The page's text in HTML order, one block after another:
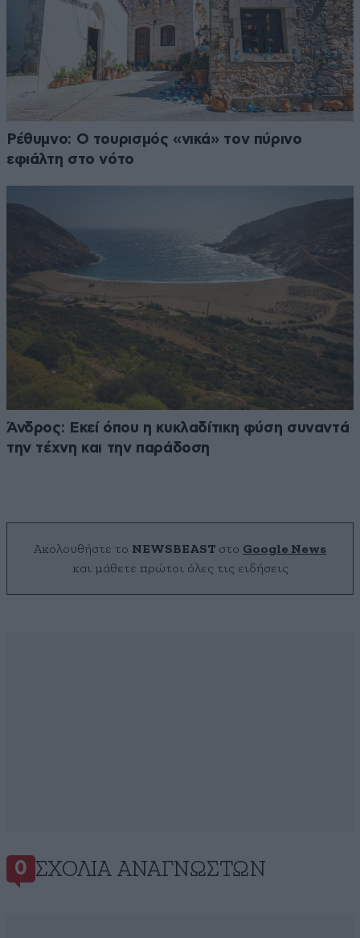
Ρέθυμνο: Ο τουρισμός «νικά» τον πύρινο
εφιάλτη στο νότο
Άνδρος: Εκεί όπου η κυκλαδίτικη φύση συναντά
την τέχνη και την παράδοση
Ακολουθήστε το NEWSBEAST στο Google News
και μάθετε πρώτοι όλες τις ειδήσεις
0 ΣΧΌΛΙΑ ΑΝΑΓΝΩΣΤΏΝ